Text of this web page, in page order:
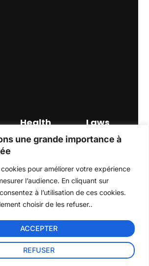
une grande importance à
pour améliorer votre expérience
l’audience. En cliquant sur
à l’utilisation de ces cookies.
choisir de les refuser..
REFUSER
ACCEPTER
Health
Wellnes
ipsum
dolor sit
amet,
consectet
ur
elit.
READ
MORE
Laws
ipsum
consectet
ur
adipiscing
elit.
READ
MORE